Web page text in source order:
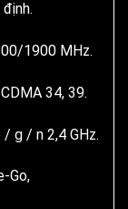
1900 MHz.
34, 39.
/ g / n 2,4 GHz.
Go,